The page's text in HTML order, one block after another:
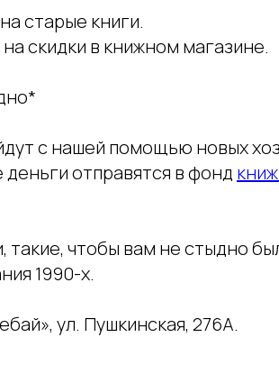
старые книги.
скидки в книжном магазине.
с нашей помощью новых
отправятся в фонд
чтобы вам не стыдно
1990-х.
ул. Пушкинская, 276А.